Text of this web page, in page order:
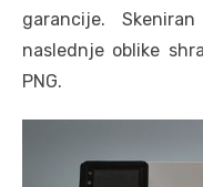
garancije.
naslednje oblike
PNG.